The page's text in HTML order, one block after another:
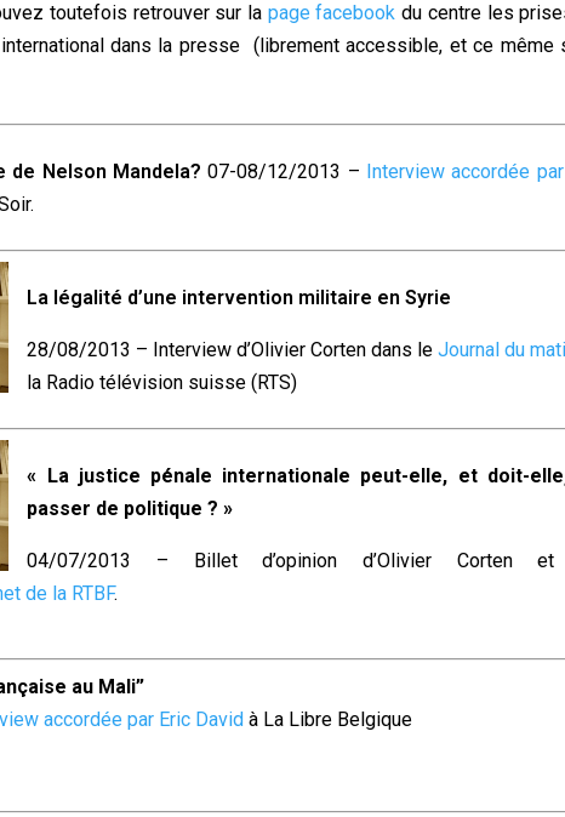
toutefois retrouver sur la page facebookdu centre les
dans la presse (librement accessible, et ce même
de Nelson Mandela?07-08/12/2013 – Interview accordée
La légalité d’une intervention militaire en Syrie
28/08/2013 – Interview d’Olivier Corten dans leJournal du
la Radio télévision suisse (RTS)
« La justice pénale internationale peut-elle, et doit-
passer de politique ? »
04/07/2013 – Billet d’opinion d’Olivier Corten
de la RTBF.
au Mali”
accordée par Eric David à La Libre Belgique